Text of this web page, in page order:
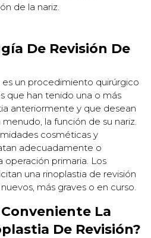
de la nariz.
De Revisión De
es un procedimiento quirúrgico
que han tenido una o más
anteriormente y que desean
la función de su nariz.
cosméticas y
adecuadamente o
operación primaria. Los
una rinoplastia de revisión
más graves o en curso.
La
De Revisión?